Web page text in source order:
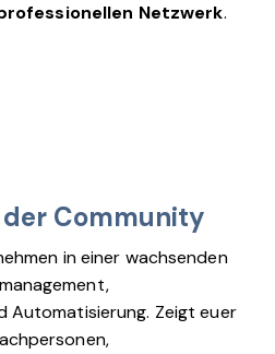
Community
in einer wachsenden
Automatisierung. Zeigt euer
Netzwerk.